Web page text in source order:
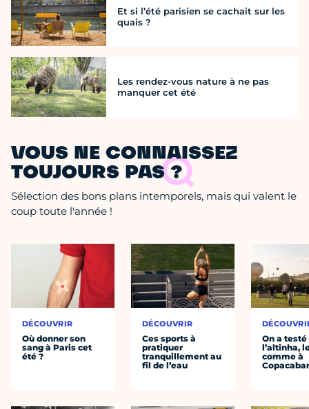
Et si l’été parisien se cachait sur les
quais ?
Les rendez-vous nature à ne pas
manquer cet été
VOUS NE CONNAISSEZ
TOUJOURS PAS ?
Sélection des bons plans intemporels, mais qui valent le
coup toute l'année !
DÉCOUVRIR
Où donner son
sang à Paris cet
été ?
DÉCOUVRIR
Ces sports à
pratiquer
tranquillement au
fil de l’eau
On a testé
l’altinha,
comme à